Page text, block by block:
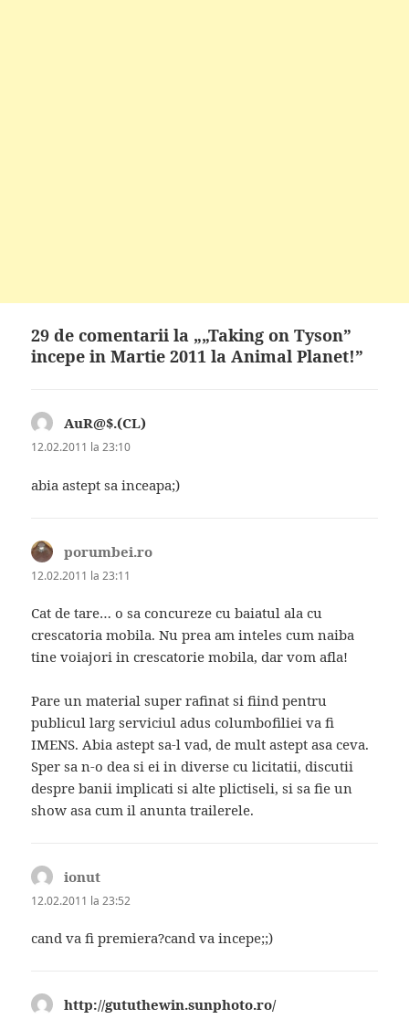
29 de comentarii la „„Taking on Tyson”
incepe in Martie 2011 la Animal Planet!”
AuR@$.(CL)
12.02.2011 la 23:10
abia astept sa inceapa;)
porumbei.ro
12.02.2011 la 23:11
Cat de tare… o sa concureze cu baiatul ala cu
crescatoria mobila. Nu prea am inteles cum naiba
tine voiajori in crescatorie mobila, dar vom afla!
Pare un material super rafinat si fiind pentru
publicul larg serviciul adus columbofiliei va fi
IMENS. Abia astept sa-l vad, de mult astept asa ceva.
Sper sa n-o dea si ei in diverse cu licitatii, discutii
despre banii implicati si alte plictiseli, si sa fie un
show asa cum il anunta trailerele.
ionut
12.02.2011 la 23:52
cand va fi premiera?cand va incepe;;)
http://gututhewin.sunphoto.ro/spune: